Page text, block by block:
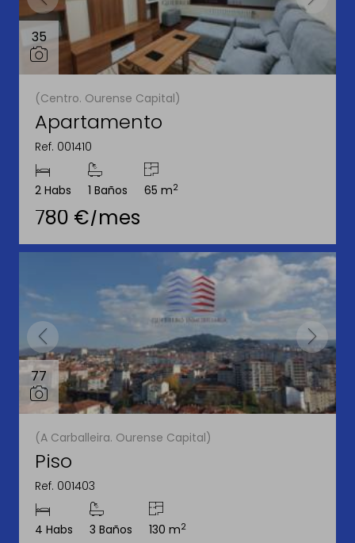
35
(Centro. Ourense Capital)
Apartamento
Ref. 001410
2 Habs 1 Baños 65 m2
780 €/mes
77
(A Carballeira. Ourense Capital)
Piso
Ref. 001403
4 Habs 3 Baños 130 m2